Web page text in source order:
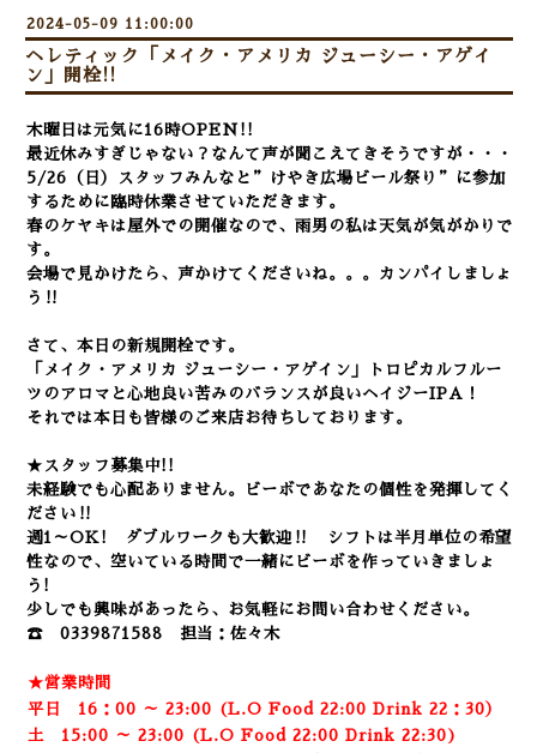
2024-05-09 11:00:00
ヘレティック「メイク・アメリカ ジューシー・アゲイ
ン」開栓!!
木曜日は元気に16時OPEN!!
最近休みすぎじゃない？なんて声が聞こえてきそうですが・・・
5/26（日）スタッフみんなと”けやき広場ビール祭り”に参加
するために臨時休業させていただきます。
春のケヤキは屋外での開催なので、雨男の私は天気が気がかりで
す。
会場で見かけたら、声かけてくださいね。。。カンパイしましょ
う‼
さて、本日の新規開栓です。
「メイク・アメリカ ジューシー・アゲイン」トロピカルフルー
ツのアロマと心地良い苦みのバランスが良いヘイジーIPA！
それでは本日も皆様のご来店お待ちしております。
★スタッフ募集中!!
未経験でも心配ありません。
ビーボであなたの個性を発揮してく
ださい‼
週1～OK! ダブルワークも大歓迎‼ シフトは半月単位の希望
性なので、空いている時間で一緒にビーボを作っていきましょ
う!
少しでも興味があったら、お気軽にお問い合わせください。
☎ 0339871588 担当：佐々木
★営業時間
平日 16：00 ～ 23:00 (L.O Food 22:00 Drink 22：30）
土 15:00 ～ 23:00 (L.O Food 22:00 Drink 22:30)